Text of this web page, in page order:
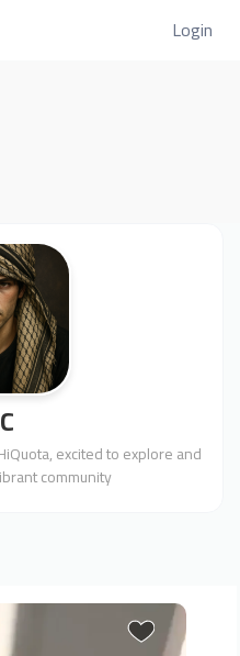
Login
excited to explore and
community